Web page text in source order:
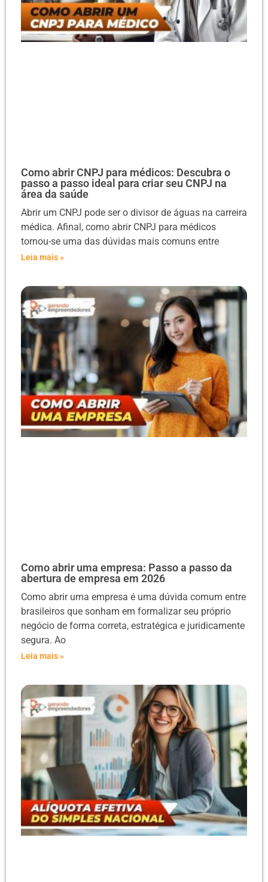
Como abrir CNPJ para médicos: Descubra o
passo a passo ideal para criar seu CNPJ na
área da saúde
Abrir um CNPJ pode ser o divisor de águas na carreira
médica. Afinal, como abrir CNPJ para médicos
tornou-se uma das dúvidas mais comuns entre
Leia mais »
Como abrir uma empresa: Passo a passo da
abertura de empresa em 2026
Como abrir uma empresa é uma dúvida comum entre
brasileiros que sonham em formalizar seu próprio
negócio de forma correta, estratégica e juridicamente
segura. Ao
Leia mais »